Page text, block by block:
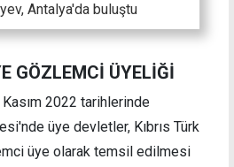
Antalya'da buluştu
GÖZLEMCİ ÜYELİĞİ
2022 tarihlerinde
üye devletler, Kıbrıs Türk
üye olarak temsil edilmesi